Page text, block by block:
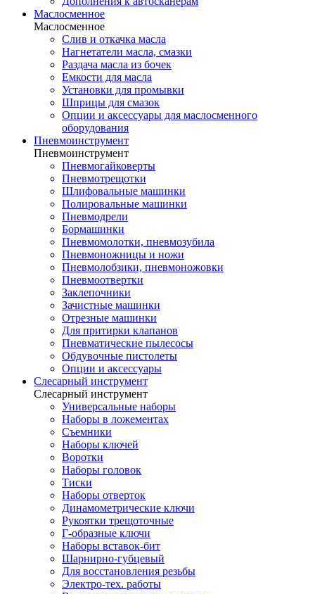
Маслосменное
Маслосменное
Слив и откачка масла
Нагнетатели масла, смазки
Раздача масла из бочек
Емкости для масла
Установки для промывки
Шприцы для смазок
Опции и аксессуары для маслосменного
оборудования
Пневмоинструмент
Пневмоинструмент
Пневмогайковерты
Пневмотрещотки
Шлифовальные машинки
Полировальные машинки
Пневмодрели
Бормашинки
Пневмомолотки, пневмозубила
Пневмоножницы и ножи
Пневмолобзики, пневмоножовки
Пневмоотвертки
Заклепочники
Зачистные машинки
Отрезные машинки
Для притирки клапанов
Пневматические пылесосы
Обдувочные пистолеты
Опции и аксессуары
Слесарный инструмент
Слесарный инструмент
Универсальные наборы
Наборы в ложементах
Съемники
Наборы ключей
Воротки
Наборы головок
Тиски
Наборы отверток
Динамометрические ключи
Рукоятки трещоточные
Г-образные ключи
Наборы вставок-бит
Шарнирно-губцевый
Для восстановления резьбы
Электро-тех. работы